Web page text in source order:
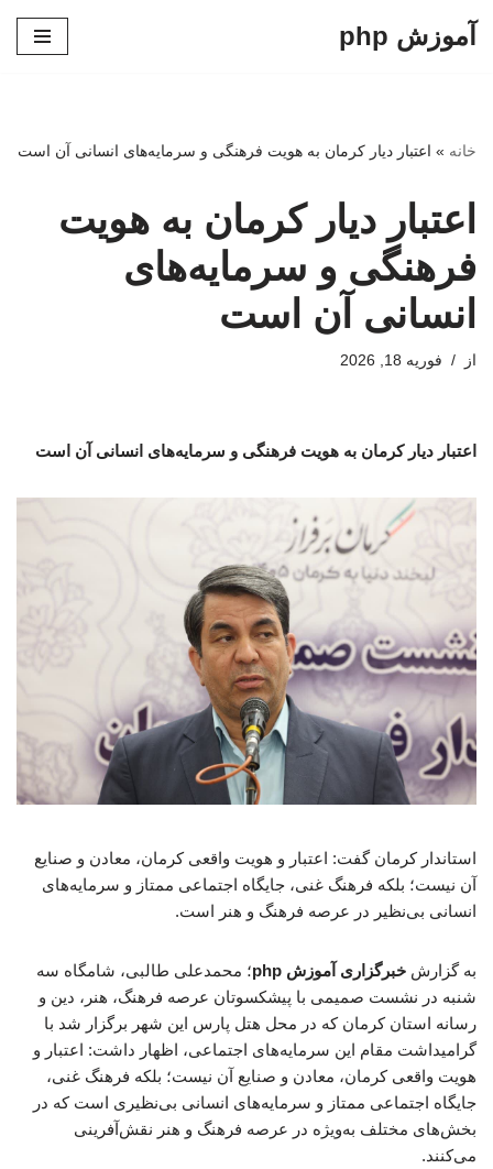
آموزش php
خانه » اعتبار دیار کرمان به هویت فرهنگی و سرمایه‌های انسانی آن است
اعتبار دیار کرمان به هویت
فرهنگی و سرمایه‌های
انسانی آن است
از فوریه 18, 2026
اعتبار دیار کرمان به هویت فرهنگی و سرمایه‌های انسانی آن است
استاندار کرمان گفت: اعتبار و هویت واقعی کرمان، معادن و صنایع
آن نیست؛ بلکه فرهنگ غنی، جایگاه اجتماعی ممتاز و سرمایه‌های
انسانی بی‌نظیر در عرصه فرهنگ و هنر است.
به گزارش خبرگزاری آموزش php
؛ محمدعلی طالبی، شامگاه سه
شنبه در نشست صمیمی با پیشکسوتان عرصه فرهنگ، هنر، دین و
رسانه استان کرمان که در محل هتل پارس این شهر برگزار شد با
گرامیداشت مقام این سرمایه‌های اجتماعی، اظهار داشت: اعتبار و
هویت واقعی کرمان، معادن و صنایع آن نیست؛ بلکه فرهنگ غنی،
جایگاه اجتماعی ممتاز و سرمایه‌های انسانی بی‌نظیری است که در
بخش‌های مختلف به‌ویژه در عرصه فرهنگ و هنر نقش‌آفرینی
می‌کنند.